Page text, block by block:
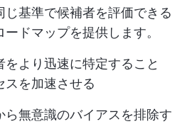
じ基準で候補者を評価できる
ドマップを提供します。
をより迅速に特定すること
スを加速させる
ら無意識のバイアスを排除す